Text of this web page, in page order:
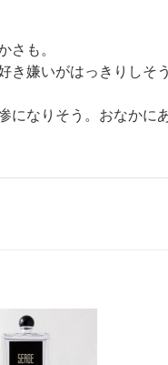
さも。
き嫌いがはっきりしそ
になりそう。おなかに